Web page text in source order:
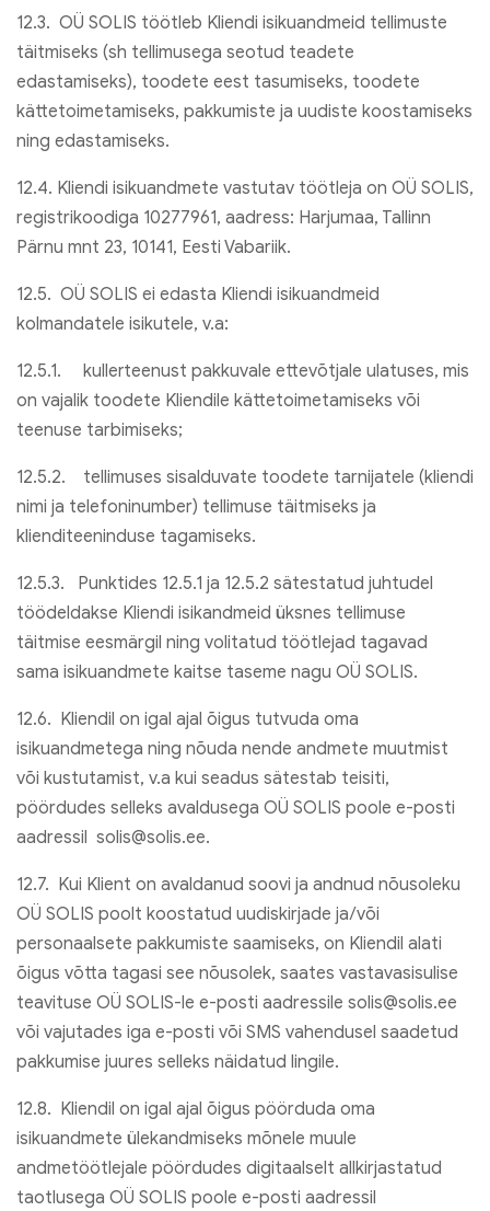
12.3. OÜ SOLIS töötleb Kliendi isikuandmeid tellimuste
täitmiseks (sh tellimusega seotud teadete
edastamiseks), toodete eest tasumiseks, toodete
kättetoimetamiseks, pakkumiste ja uudiste koostamiseks
ning edastamiseks.
12.4. Kliendi isikuandmete vastutav töötleja on OÜ SOLIS,
registrikoodiga 10277961, aadress: Harjumaa, Tallinn
Pärnu mnt 23, 10141, Eesti Vabariik.
12.5. OÜ SOLIS ei edasta Kliendi isikuandmeid
kolmandatele isikutele, v.a:
12.5.1. kullerteenust pakkuvale ettevõtjale ulatuses, mis
on vajalik toodete Kliendile kättetoimetamiseks või
teenuse tarbimiseks;
12.5.2. tellimuses sisalduvate toodete tarnijatele (kliendi
nimi ja telefoninumber) tellimuse täitmiseks ja
klienditeeninduse tagamiseks.
12.5.3. Punktides 12.5.1 ja 12.5.2 sätestatud juhtudel
töödeldakse Kliendi isikandmeid üksnes tellimuse
täitmise eesmärgil ning volitatud töötlejad tagavad
sama isikuandmete kaitse taseme nagu OÜ SOLIS.
12.6. Kliendil on igal ajal õigus tutvuda oma
isikuandmetega ning nõuda nende andmete muutmist
või kustutamist, v.a kui seadus sätestab teisiti,
pöördudes selleks avaldusega OÜ SOLIS poole e-posti
aadressil solis@solis.ee.
12.7. Kui Klient on avaldanud soovi ja andnud nõusoleku
OÜ SOLIS poolt koostatud uudiskirjade ja/või
personaalsete pakkumiste saamiseks, on Kliendil alati
õigus võtta tagasi see nõusolek, saates vastavasisulise
teavituse OÜ SOLIS-le e-posti aadressile solis@solis.ee
või vajutades iga e-posti või SMS vahendusel saadetud
pakkumise juures selleks näidatud lingile.
12.8. Kliendil on igal ajal õigus pöörduda oma
isikuandmete ülekandmiseks mõnele muule
andmetöötlejale pöördudes digitaalselt allkirjastatud
taotlusega OÜ SOLIS poole e-posti aadressil